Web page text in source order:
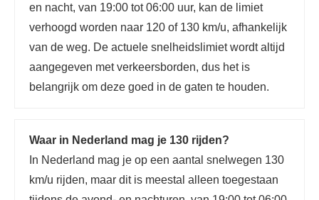
en nacht, van 19:00 tot 06:00 uur, kan de limiet
verhoogd worden naar 120 of 130 km/u, afhankelijk
van de weg. De actuele snelheidslimiet wordt altijd
aangegeven met verkeersborden, dus het is
belangrijk om deze goed in de gaten te houden.
Waar in Nederland mag je 130 rijden?
In Nederland mag je op een aantal snelwegen 130
km/u rijden, maar dit is meestal alleen toegestaan